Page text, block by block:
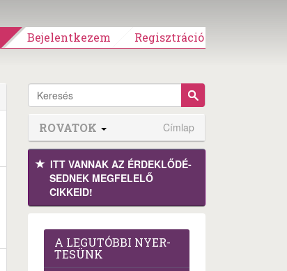
Bejelentkezem Regisztráció
ROVATOK Címlap
ITT VANNAK AZ ÉRDEK­LŐDÉ­
SEDNEK MEGFE­LELŐ
CIKKEID!
A LEG­U­TÓB­BI NYER­
TE­SÜNK